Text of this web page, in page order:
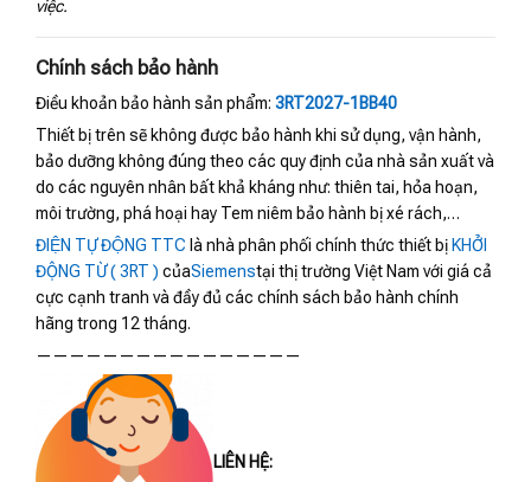
việc.
Chính sách bảo hành
Điều khoản bảo hành sản phẩm: 3RT2027-1BB40
Thiết bị trên sẽ không được bảo hành khi sử dụng, vận hành,
bảo dưỡng không đúng theo các quy định của nhà sản xuất và
do các nguyên nhân bất khả kháng như: thiên tai, hỏa hoạn,
môi trường, phá hoại hay Tem niêm bảo hành bị xé rách,…
ĐIỆN TỰ ĐỘNG TTC là nhà phân phối chính thức thiết bị KHỞI
ĐỘNG TỪ ( 3RT ) củaSiemenstại thị trường Việt Nam với giá cả
cực cạnh tranh và đầy đủ các chính sách bảo hành chính
hãng trong 12 tháng.
————————————————
LIÊN HỆ: